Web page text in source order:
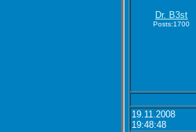
Dr. B3st
Posts:1700
19.11.2008
19:48:48